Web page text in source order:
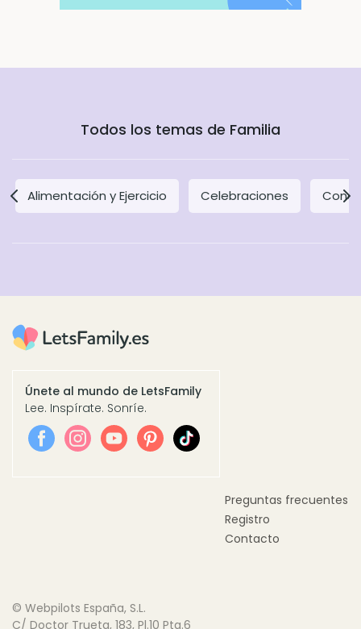
Todos los temas de Familia
Alimentación y Ejercicio Celebraciones
Únete al mundo de LetsFamily
Lee. Inspírate. Sonríe.
Preguntas frecuentes
Registro
Contacto
© Webpilots España, S.L.
C/ Doctor Trueta, 183, Pl.10 Pta.6